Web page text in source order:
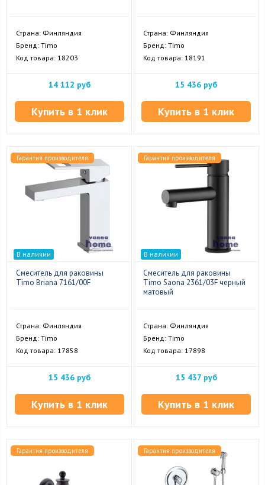
Страна: Финляндия
Бренд: Timo
Код товара: 18203
14 112 руб
Купить в 1 клик
Страна: Финляндия
Бренд: Timo
Код товара: 18191
15 436 руб
Купить в 1 клик
Гарантия производителя
В наличии
Смеситель для раковины
Timo Briana 7161/00F
Страна: Финляндия
Бренд: Timo
Код товара: 17858
15 436 руб
Купить в 1 клик
Гарантия производителя
В наличии
Смеситель для раковины
Timo Saona 2361/03F черный
матовый
Страна: Финляндия
Бренд: Timo
Код товара: 17898
15 437 руб
Купить в 1 клик
Гарантия производителя Гарантия производителя